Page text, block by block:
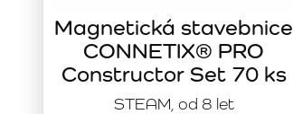
STEAM, od 8 let
Magnetická stavebnice
CONNETIX® PRO
Constructor Set 70 ks